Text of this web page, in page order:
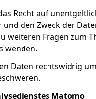
Recht auf
den Zweck der
weiteren Fragen zum
wenden.
Daten rechtswidrig
Matomo